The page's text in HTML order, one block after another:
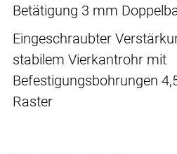
Betätigung 3 mm
Eingeschraubter
stabilem Vierkantrohr mit
Befestigungsbohrungen
Raster